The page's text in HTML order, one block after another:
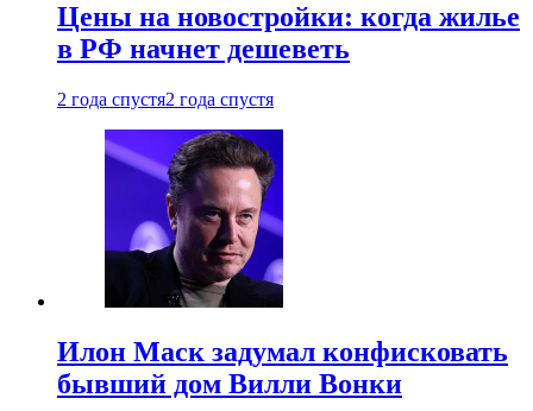
Цены на новостройки: когда жилье
в РФ начнет дешеветь
2 года спустя2 года спустя
Илон Маск задумал конфисковать
бывший дом Вилли Вонки